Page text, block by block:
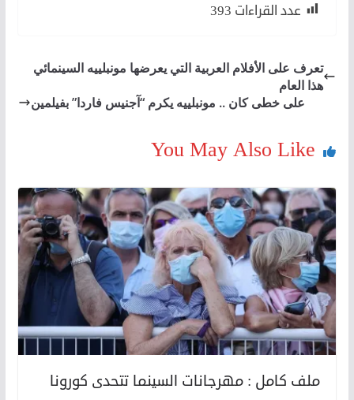
عدد القراءات 393
تعرف على الأفلام العربية التي يعرضها مونبلييه السينمائي
هذا العام
على خطى كان .. مونبلييه يكرم “آجنيس فاردا” بفيلمين
You May Also Like
ملف كامل : مهرجانات السينما تتحدى كورونا